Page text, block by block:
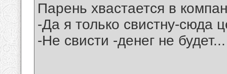
Парень хвастается в
-Да я только свистну-сюда
-Не свисти -денег не будет...